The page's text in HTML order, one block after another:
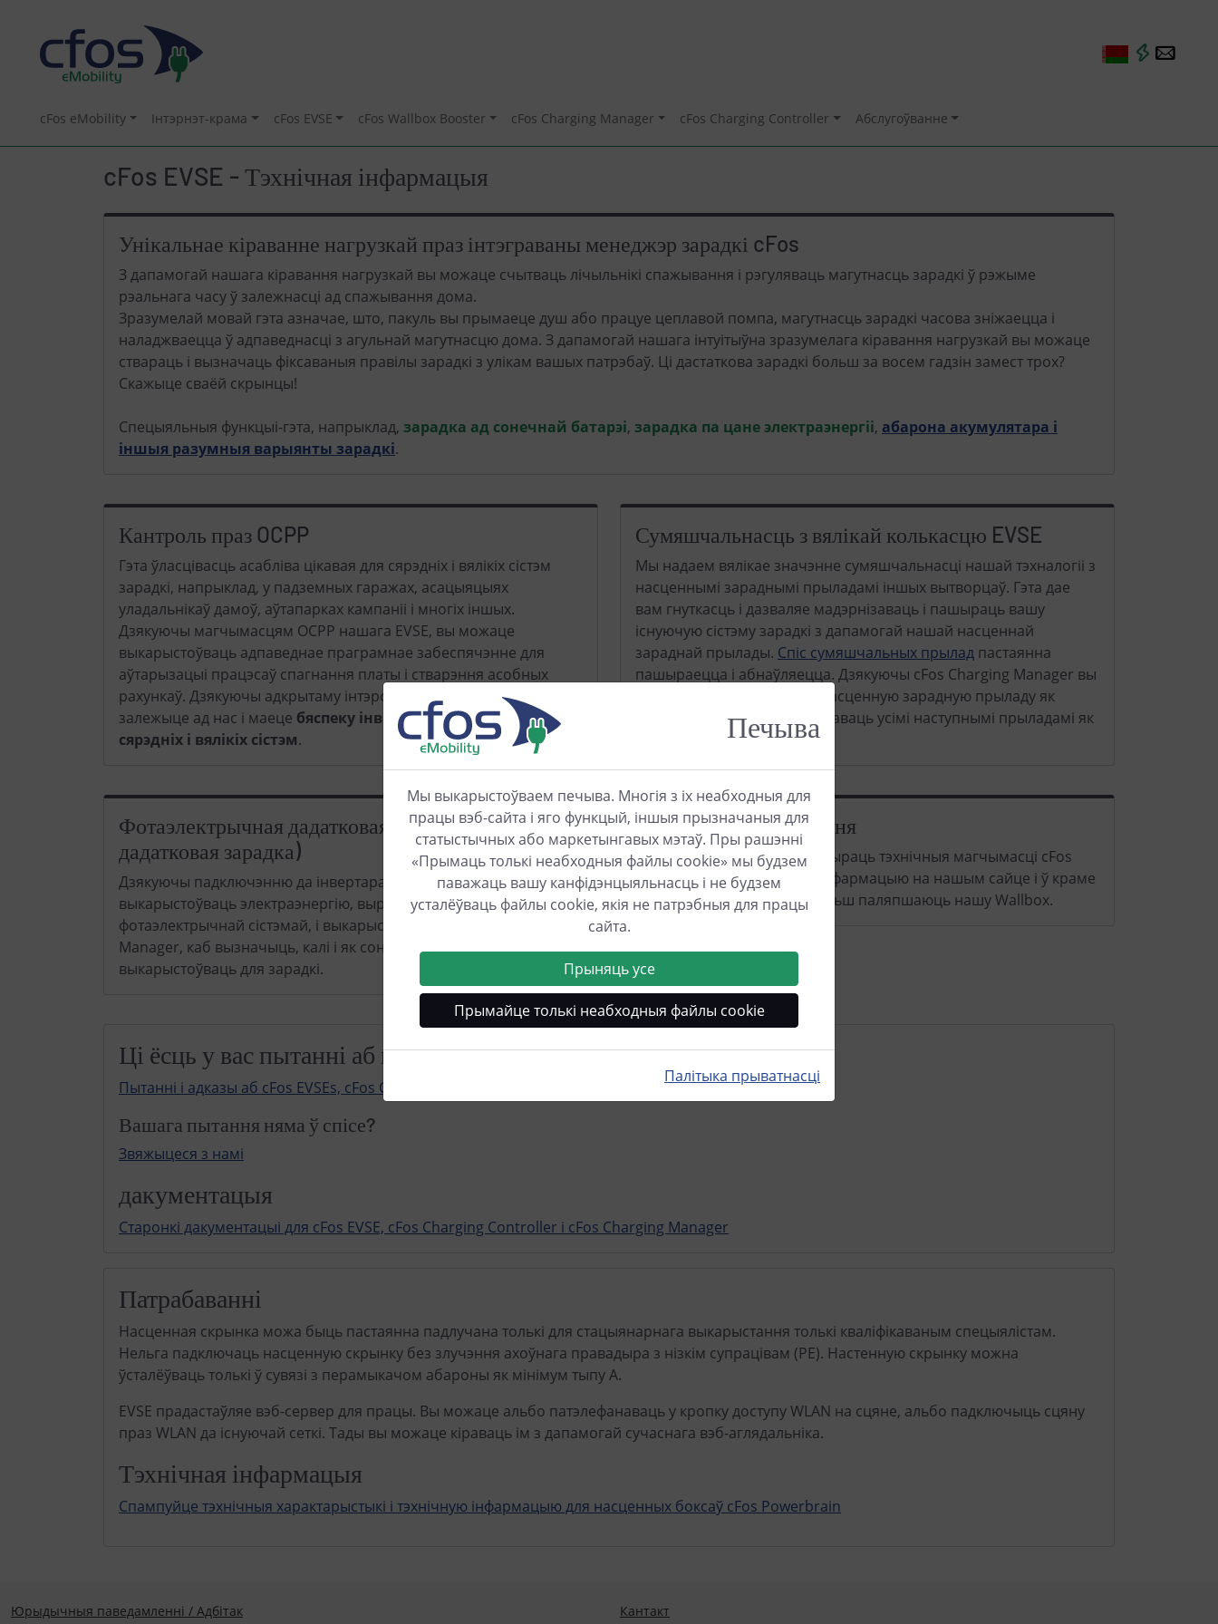
cFos eMobility Інтэрнэт-крама cFos EVSE cFos Wallbox Booster cFos Charging Manager cFos Charging Controller Абслугоўванне
cFos EVSE - Тэхнічная інфармацыя
Унікальнае кіраванне нагрузкай праз інтэграваны менеджэр зарадкі cFos
З дапамогай нашага кіравання нагрузкай вы можаце счытваць лічыльнікі спажывання і рэгуляваць магутнасць зарадкі ў рэжыме
рэальнага часу ў залежнасці ад спажывання дома.
Зразумелай мовай гэта азначае, што, пакуль вы прымаеце душ або працуе цеплавой помпа, магутнасць зарадкі часова зніжаецца і
наладжваецца ў адпаведнасці з агульнай магутнасцю дома. З дапамогай нашага інтуітыўна зразумелага кіравання нагрузкай вы можаце
ствараць і вызначаць фіксаваныя правілы зарадкі з улікам вашых патрэбаў. Ці дастаткова зарадкі больш за восем гадзін замест трох?
Скажыце сваёй скрынцы!
Спецыяльныя функцыі-гэта, напрыклад, зарадка ад сонечнай батарэі, зарадка па цане электраэнергіі, абарона акумулятара і
іншыя разумныя варыянты зарадкі.
Кантроль праз OCPP
Гэта ўласцівасць асабліва цікавая для сярэдніх і вялікіх сістэм
зарадкі, напрыклад, у падземных гаражах, асацыяцыях
уладальнікаў дамоў, аўтапарках кампаніі і многіх іншых.
Дзякуючы магчымасцям OCPP нашага EVSE, вы можаце
выкарыстоўваць адпаведнае праграмнае забеспячэнне для
аўтарызацыі працэсаў спагнання платы і стварэння асобных
рахункаў. Дзякуючы адкрытаму інтэрфейсу OCPP, вы не
залежыце ад нас і маеце бяспеку інвестыцый пры рэалізацыі
сярэдніх і вялікіх сістэм.
Сумяшчальнасць з вялікай колькасцю EVSE
Мы надаем вялікае значэнне сумяшчальнасці нашай тэхналогіі з
насценнымі зараднымі прыладамі іншых вытворцаў. Гэта дае
вам гнуткасць і дазваляе мадэрнізаваць і пашыраць вашу
існуючую сістэму зарадкі з дапамогай нашай насценнай
зараднай прылады. Спіс сумяшчальных прылад пастаянна
пашыраецца і абнаўляецца. Дзякуючы cFos Charging Manager вы
можаце вызначыць нашу насценную зарадную прыладу як
галоўную і, такім чынам, кіраваць усімі наступнымі прыладамі як
падпарадкаванымі.
Фотаэлектрычная дадатковая зарадка (сонечная
дадатковая зарадка)
Дзякуючы падключэнню да інвертара, вы можаце лёгка і зручна
выкарыстоўваць электраэнергію, вырабленую вашай
фотаэлектрычнай сістэмай, і выкарыстоўваць cFos Charging
Manager, каб вызначыць, калі і як сонечную энергію трэба
выкарыстоўваць для зарадкі.
Рэгулярныя абнаўлення
Наша мэта - пастаянна пашыраць тэхнічныя магчымасці cFos
EVSE. Мы рэгулярна даем інфармацыю на нашым сайце і ў краме
аб інавацыях, якія яшчэ больш паляпшаюць нашу Wallbox.
Ці ёсць у вас пытанні аб насценных боксах cFos?
Пытанні і адказы аб cFos EVSEs, cFos Charging Controller і cFos Charging Manager
Вашага пытання няма ў спісе?
Звяжыцеся з намі
дакументацыя
Старонкі дакументацыі для cFos EVSE, cFos Charging Controller і cFos Charging Manager
Патрабаванні
Насценная скрынка можа быць пастаянна падлучана толькі для стацыянарнага выкарыстання толькі кваліфікаваным спецыялістам.
Нельга падключаць насценную скрынку без злучэння ахоўнага правадыра з нізкім супрацівам (PE). Настенную скрынку можна
ўсталёўваць толькі ў сувязі з перамыкачом абароны як мінімум тыпу А.
EVSE прадастаўляе вэб-сервер для працы. Вы можаце альбо патэлефанаваць у кропку доступу WLAN на сцяне, альбо падключыць сцяну
праз WLAN да існуючай сеткі. Тады вы можаце кіраваць ім з дапамогай сучаснага вэб-аглядальніка.
Тэхнічная інфармацыя
Спампуйце тэхнічныя характарыстыкі і тэхнічную інфармацыю для насценных боксаў cFos Powerbrain
Юрыдычныя паведамленні / Адбітак Кантакт
Печыва
Мы выкарыстоўваем печыва. Многія з іх неабходныя для
працы вэб-сайта і яго функцый, іншыя прызначаныя для
статыстычных або маркетынгавых мэтаў. Пры рашэнні
«Прымаць толькі неабходныя файлы cookie» мы будзем
паважаць вашу канфідэнцыяльнасць і не будзем
усталёўваць файлы cookie, якія не патрэбныя для працы
сайта.
Прыняць усе
Прымайце толькі неабходныя файлы cookie
Палітыка прыватнасці